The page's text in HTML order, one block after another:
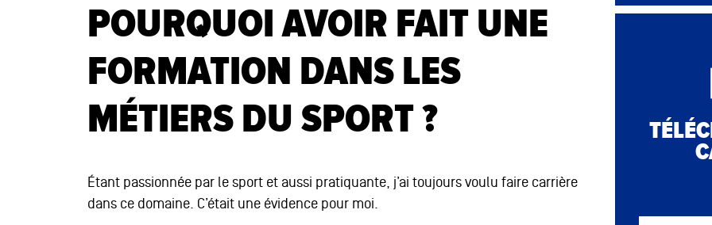
POURQUOI AVOIR FAIT UNE
FORMATION DANS LES
MÉTIERS DU SPORT ?
Étant passionnée par le sport et aussi pratiquante, j’ai toujours voulu faire carrière
dans ce domaine. C’était une évidence pour moi.
19 août 2026